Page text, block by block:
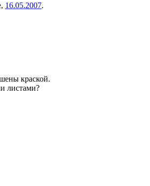
, 16.05.2007.
краской.
листами?